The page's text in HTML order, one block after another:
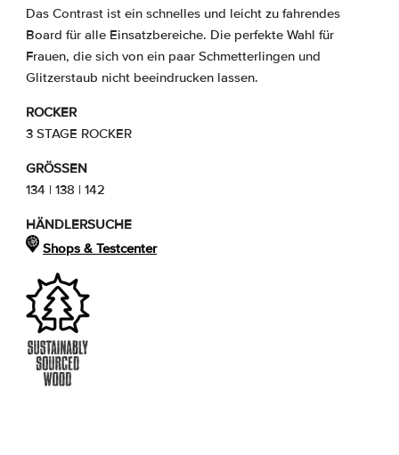
Das Contrast ist ein schnelles und leicht zu fahrendes
Board für alle Einsatzbereiche. Die perfekte Wahl für
Frauen, die sich von ein paar Schmetterlingen und
Glitzerstaub nicht beeindrucken lassen.
ROCKER
3 STAGE ROCKER
GRÖSSEN
134 | 138 | 142
HÄNDLERSUCHE
Shops & Testcenter